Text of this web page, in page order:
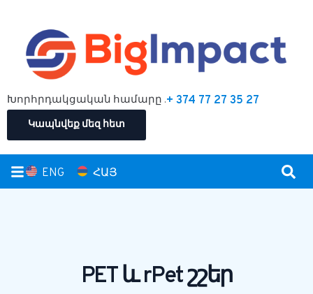
Խորհրդակցական համարը .+ 374 77 27 35 27
Կապնվեք մեզ հետ
ENG ՀԱՅ
PET և rPet շշեր